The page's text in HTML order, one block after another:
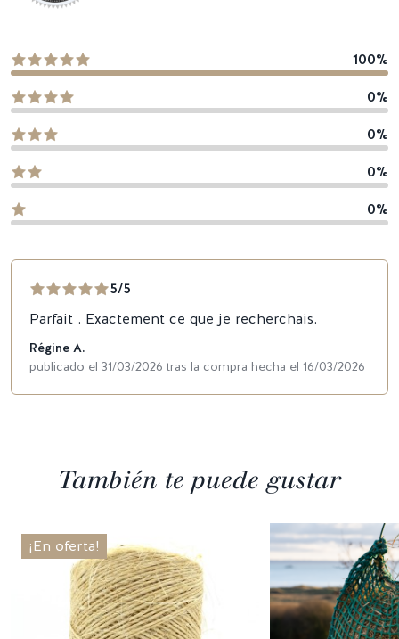
100%
0%
0%
0%
0%
5/5
Parfait . Exactement ce que je recherchais.
Régine A.
publicado el 31/03/2026 tras la compra hecha el 16/03/2026
También te puede gustar
¡En oferta!